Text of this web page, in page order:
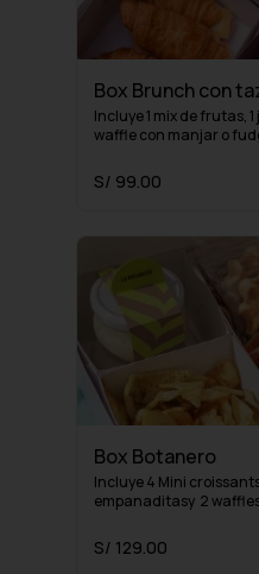
Box Brunch con
Incluye 1 mix de frutas,
waffle con manjar o
S/ 99.00
Box Botanero
Incluye 4 Mini
empanaditasy  2
S/ 129.00